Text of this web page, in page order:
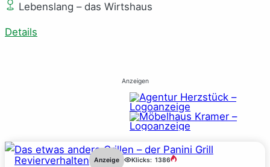
Lebenslang – das Wirtshaus
Details
Anzeigen
Revierverhalten Anzeige Klicks: 1386